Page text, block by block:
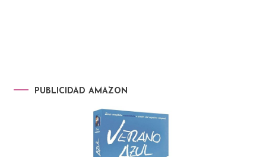
PUBLICIDAD AMAZON